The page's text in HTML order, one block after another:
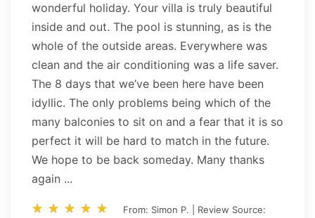
wonderful holiday. Your villa is truly beautiful
inside and out. The pool is stunning, as is the
whole of the outside areas. Everywhere was
clean and the air conditioning was a life saver.
The 8 days that we’ve been here have been
idyllic. The only problems being which of the
many balconies to sit on and a fear that it is so
perfect it will be hard to match in the future.
We hope to be back someday. Many thanks
again ...
star_rate star_rate star_rate star_rate star_rate
star_rate star_rate star_rate star_rate star_rate
From: Simon P. | Review Source: